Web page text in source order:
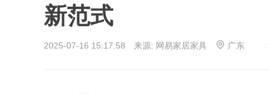
新范式
2025-07-16 15:17:58 来源: 网易家居家具 广东